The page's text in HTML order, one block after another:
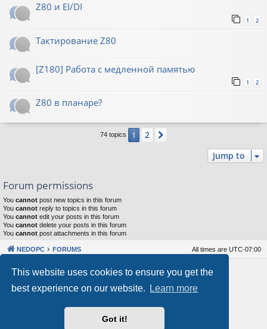
This website uses cookies to ensure you get the
best experience on our website.
Learn more
Got it!
Z80 и EI/DI
1 2
Тактирование Z80
[Z180] Работа с медленной памятью
1 2
Z80 в планаре?
74 topics 1 2
Jump to
Forum permissions
You cannot post new topics in this forum
You cannot reply to topics in this forum
You cannot edit your posts in this forum
You cannot delete your posts in this forum
You cannot post attachments in this forum
NEDOPC FORUMS All times are UTC-07:00
Powered by phpBB® Forum Software © phpBB Limited
Our VPS Hosting By RimuHosting
This server is located in London data center